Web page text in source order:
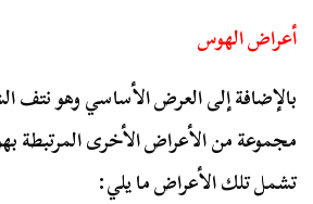
أعراض الهوس
بالإضافة إلى العرض الأساسي وهو نتف
مجموعة من الأعراض الأخرى المرتبطة
تشمل تلك الأعراض ما يلي: